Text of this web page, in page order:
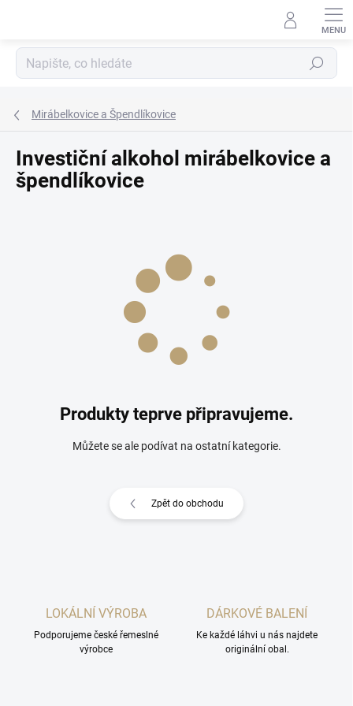
Hledat
Mirábelkovice a Špendlíkovice
Investiční alkohol mirábelkovice a
špendlíkovice
Produkty teprve připravujeme.
Můžete se ale podívat na ostatní kategorie.
Zpět do obchodu
LOKÁLNÍ VÝROBA
Podporujeme české řemeslné
výrobce
DÁRKOVÉ BALENÍ
Ke každé láhvi u nás najdete
originální obal.